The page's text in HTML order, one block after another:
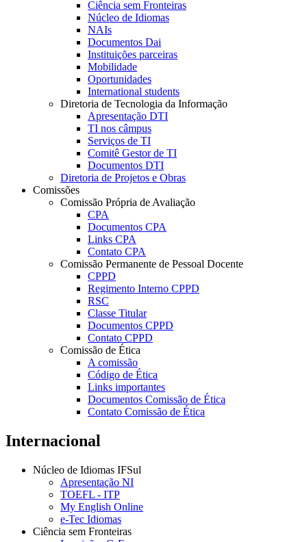
Ciência sem Fronteiras
Núcleo de Idiomas
NAIs
Documentos Dai
Instituições parceiras
Mobilidade
Oportunidades
International students
Diretoria de Tecnologia da Informação
Apresentação DTI
TI nos câmpus
Serviços de TI
Comitê Gestor de TI
Documentos DTI
Diretoria de Projetos e Obras
Comissões
Comissão Própria de Avaliação
CPA
Documentos CPA
Links CPA
Contato CPA
Comissão Permanente de Pessoal Docente
CPPD
Regimento Interno CPPD
RSC
Classe Titular
Documentos CPPD
Contato CPPD
Comissão de Ética
A comissão
Código de Ética
Links importantes
Documentos Comissão de Ética
Contato Comissão de Ética
Internacional
Núcleo de Idiomas IFSul
Apresentação NI
TOEFL - ITP
My English Online
e-Tec Idiomas
Ciência sem Fronteiras